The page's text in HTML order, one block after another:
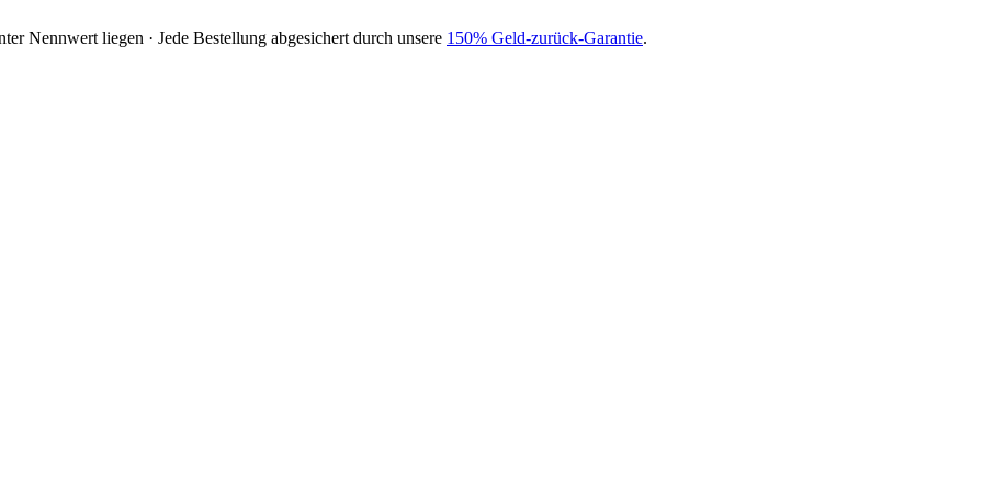
Nennwert liegen · Jede Bestellung abgesichert durch unsere 150% Geld-zurück-Garantie.